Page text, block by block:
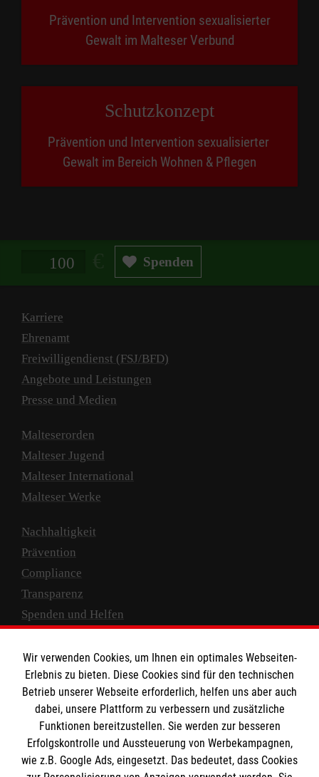
Prävention und Intervention sexualisierter
Gewalt im Malteser Verbund
Schutz­konzept
Prävention und Intervention sexualisierter
Gewalt im Bereich Wohnen & Pflegen
Spendenbetrag in Euro Spenden
Karriere
Ehrenamt
Freiwilligendienst (FSJ/BFD)
Angebote und Leistungen
Presse und Medien
Malteserorden
Malteser Jugend
Malteser International
Malteser Werke
Nachhaltigkeit
Prävention
Compliance
Transparenz
Spenden und Helfen
Empfänger: Malteser Hilfsdienst e.V.
IBAN: DE10 3706 0120 1201 2000 12
BIC: GENODED 1PA7
Wir verwenden Cookies, um Ihnen ein optimales Webseiten-
Erlebnis zu bieten. Diese Cookies sind für den technischen
Betrieb unserer Webseite erforderlich, helfen uns aber auch
dabei, unsere Plattform zu verbessern und zusätzliche
Funktionen bereitzustellen. Sie werden zur besseren
Erfolgskontrolle und Aussteuerung von Werbekampagnen,
wie z.B. Google Ads, eingesetzt. Das bedeutet, dass Cookies